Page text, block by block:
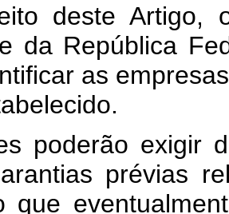
deste Artigo,
da República
as
poderão exigir
prévias
que